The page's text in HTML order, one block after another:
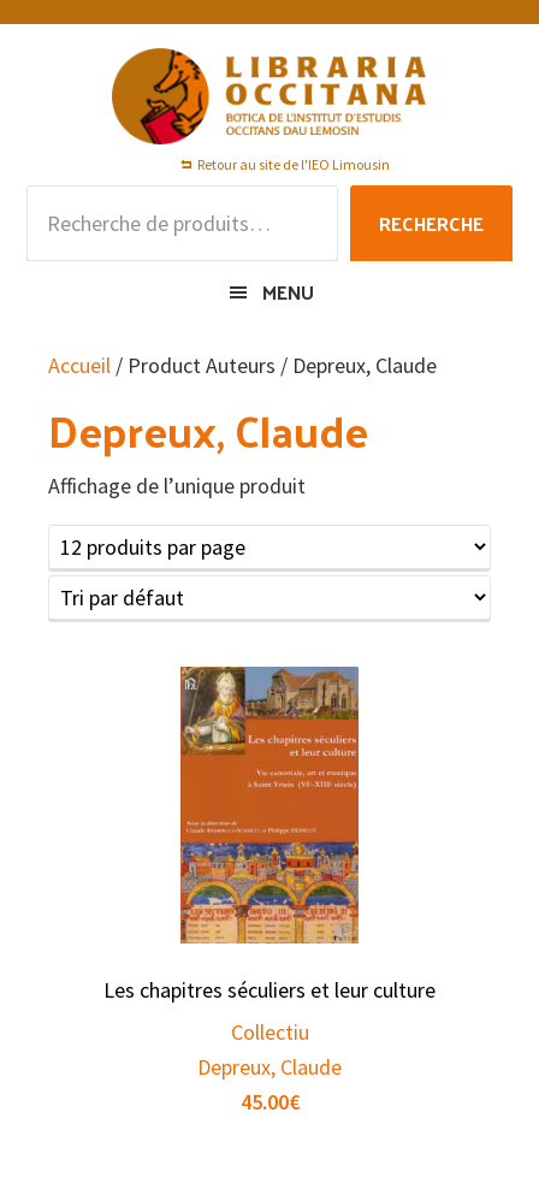
Passer
Passer
Passer
Retour au site de l'IEO Limousin
pour :
RECHERCHE
MENU
Accueil / Product Auteurs / Depreux, Claude
Depreux, Claude
Affichage de l’unique produit
Les chapitres séculiers et leur culture
Collectiu
Depreux, Claude
45.00€